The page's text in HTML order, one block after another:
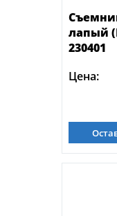
лапый
230401
Цена: